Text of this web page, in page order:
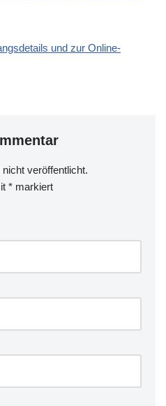
und zur Online-
veröffentlicht.
* markiert